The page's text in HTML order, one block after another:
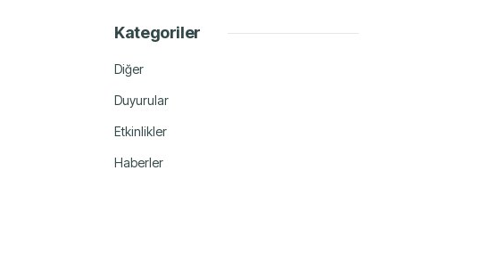
Kategoriler
Diğer
Duyurular
Etkinlikler
Haberler